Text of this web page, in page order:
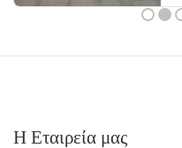
Η Εταιρεία μας